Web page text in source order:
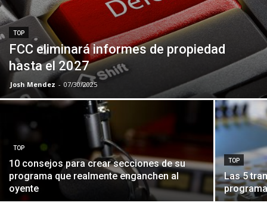
TOP
FCC eliminará informes de propiedad
hasta el 2027
Josh Mendez - 07/30/2025
TOP
10 consejos para crear secciones de su
programa que realmente enganchen al
oyente
TOP
Las 5